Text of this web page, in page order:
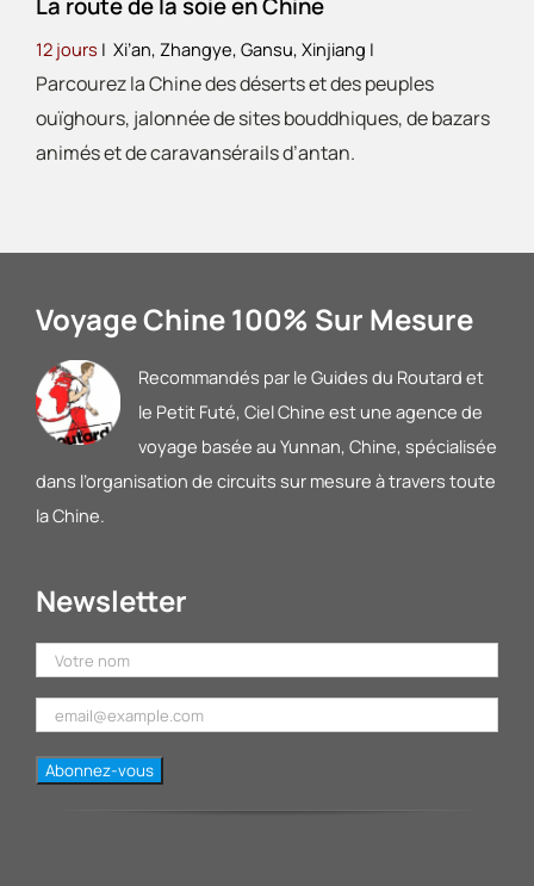
12 jours | Xi’an, Zhangye, Gansu, Xinjiang |
Parcourez la Chine des déserts et des peuples
ouïghours, jalonnée de sites bouddhiques, de bazars
animés et de caravansérails d’antan.
Voyage Chine 100% Sur Mesure
Recommandés par le Guides du Routard et
le Petit Futé, Ciel Chine est une agence de
voyage basée au Yunnan, Chine, spécialisée
dans l’organisation de circuits sur mesure à travers toute
la Chine.
Newsletter